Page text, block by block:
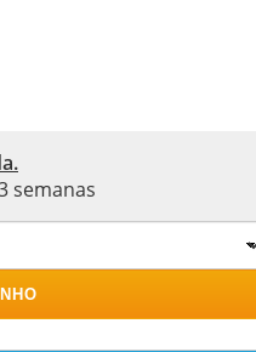
semanas